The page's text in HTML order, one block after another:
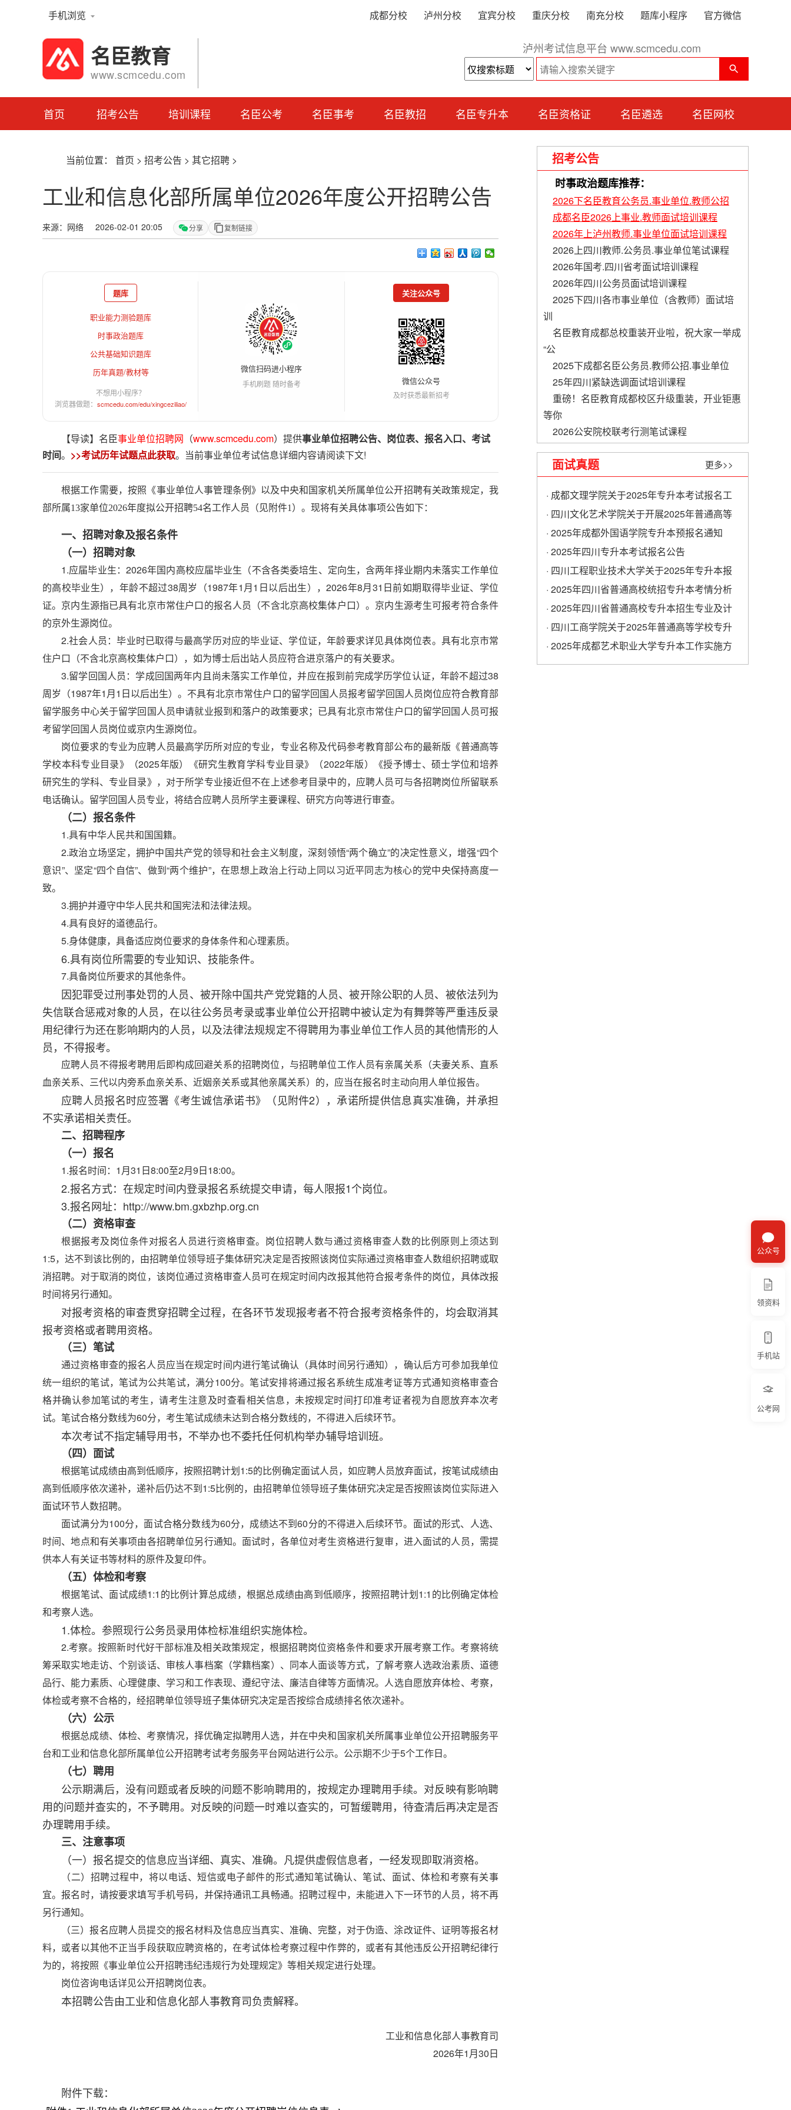
手机浏览 成都分校 泸州分校 宜宾分校 重庆分校 南充分校 题库小程序 官方微信
名臣教育
www.scmcedu.com
泸州考试信息平台 www.scmcedu.com
首页 招考公告 培训课程 名臣公考 名臣事考 名臣教招 名臣专升本 名臣资格证 名臣遴选 名臣网校
当前位置： 首页 > 招考公告 > 其它招聘 >
工业和信息化部所属单位2026年度公开招聘公告
来源：网络 2026-02-01 20:05 分享 复制链接
题库
职业能力测验题库
时事政治题库
公共基础知识题库
历年真题/教材等
不想用小程序？
浏览器做题：scmcedu.com/edu/xingceziliao/
微信扫码进小程序
手机刷题 随时备考
关注公众号
微信公众号
及时获悉最新招考
【导读】名臣事业单位招聘网 （www.scmcedu.com）提供事业单位招聘公告、岗位表、报名入口、考试
时间。 >>考试历年试题点此获取。当前事业单位考试信息详细内容请阅读下文!
根据工作需要，按照《事业单位人事管理条例》以及中央和国家机关所属单位公开招聘有关政策规定，我
部所属13家单位2026年度拟公开招聘54名工作人员（见附件1）。现将有关具体事项公告如下：
一、招聘对象及报名条件
（一）招聘对象
1.应届毕业生：2026年国内高校应届毕业生（不含各类委培生、定向生，含两年择业期内未落实工作单位
的高校毕业生），年龄不超过38周岁（1987年1月1日以后出生），2026年8月31日前如期取得毕业证、学位
证。京内生源指已具有北京市常住户口的报名人员（不含北京高校集体户口）。京内生源考生可报考符合条件
的京外生源岗位。
2.社会人员：毕业时已取得与最高学历对应的毕业证、学位证，年龄要求详见具体岗位表。具有北京市常
住户口（不含北京高校集体户口），如为博士后出站人员应符合进京落户的有关要求。
3.留学回国人员：学成回国两年内且尚未落实工作单位，并应在报到前完成学历学位认证，年龄不超过38
周岁（1987年1月1日以后出生）。不具有北京市常住户口的留学回国人员报考留学回国人员岗位应符合教育部
留学服务中心关于留学回国人员申请就业报到和落户的政策要求；已具有北京市常住户口的留学回国人员可报
考留学回国人员岗位或京内生源岗位。
岗位要求的专业为应聘人员最高学历所对应的专业，专业名称及代码参考教育部公布的最新版《普通高等
学校本科专业目录》（2025年版）《研究生教育学科专业目录》（2022年版）《授予博士、硕士学位和培养
研究生的学科、专业目录》，对于所学专业接近但不在上述参考目录中的，应聘人员可与各招聘岗位所留联系
电话确认。留学回国人员专业，将结合应聘人员所学主要课程、研究方向等进行审查。
（二）报名条件
1.具有中华人民共和国国籍。
2.政治立场坚定，拥护中国共产党的领导和社会主义制度，深刻领悟“两个确立”的决定性意义，增强“四个
意识”、坚定“四个自信”、做到“两个维护”，在思想上政治上行动上同以习近平同志为核心的党中央保持高度一
致。
3.拥护并遵守中华人民共和国宪法和法律法规。
4.具有良好的道德品行。
5.身体健康，具备适应岗位要求的身体条件和心理素质。
6.具有岗位所需要的专业知识、技能条件。
7.具备岗位所要求的其他条件。
因犯罪受过刑事处罚的人员、被开除中国共产党党籍的人员、被开除公职的人员、被依法列为
失信联合惩戒对象的人员，在以往公务员考录或事业单位公开招聘中被认定为有舞弊等严重违反录
用纪律行为还在影响期内的人员，以及法律法规规定不得聘用为事业单位工作人员的其他情形的人
员，不得报考。
应聘人员不得报考聘用后即构成回避关系的招聘岗位，与招聘单位工作人员有亲属关系（夫妻关系、直系
血亲关系、三代以内旁系血亲关系、近姻亲关系或其他亲属关系）的，应当在报名时主动向用人单位报告。
应聘人员报名时应签署《考生诚信承诺书》（见附件2），承诺所提供信息真实准确，并承担
不实承诺相关责任。
二、招聘程序
（一）报名
1.报名时间：1月31日8:00至2月9日18:00。
2.报名方式：在规定时间内登录报名系统提交申请，每人限报1个岗位。
3.报名网址：http://www.bm.gxbzhp.org.cn
（二）资格审查
根据报考及岗位条件对报名人员进行资格审查。岗位招聘人数与通过资格审查人数的比例原则上须达到
1:5，达不到该比例的，由招聘单位领导班子集体研究决定是否按照该岗位实际通过资格审查人数组织招聘或取
消招聘。对于取消的岗位，该岗位通过资格审查人员可在规定时间内改报其他符合报考条件的岗位，具体改报
时间将另行通知。
对报考资格的审查贯穿招聘全过程，在各环节发现报考者不符合报考资格条件的，均会取消其
报考资格或者聘用资格。
（三）笔试
通过资格审查的报名人员应当在规定时间内进行笔试确认（具体时间另行通知），确认后方可参加我单位
统一组织的笔试，笔试为公共笔试，满分100分。笔试安排将通过报名系统生成准考证等方式通知资格审查合
格并确认参加笔试的考生，请考生注意及时查看相关信息，未按规定时间打印准考证者视为自愿放弃本次考
试。笔试合格分数线为60分，考生笔试成绩未达到合格分数线的，不得进入后续环节。
本次考试不指定辅导用书，不举办也不委托任何机构举办辅导培训班。
（四）面试
根据笔试成绩由高到低顺序，按照招聘计划1:5的比例确定面试人员，如应聘人员放弃面试，按笔试成绩由
高到低顺序依次递补，递补后仍达不到1:5比例的，由招聘单位领导班子集体研究决定是否按照该岗位实际进入
面试环节人数招聘。
面试满分为100分，面试合格分数线为60分，成绩达不到60分的不得进入后续环节。面试的形式、人选、
时间、地点和有关事项由各招聘单位另行通知。面试时，各单位对考生资格进行复审，进入面试的人员，需提
供本人有关证书等材料的原件及复印件。
（五）体检和考察
根据笔试、面试成绩1:1的比例计算总成绩，根据总成绩由高到低顺序，按照招聘计划1:1的比例确定体检
和考察人选。
1.体检。参照现行公务员录用体检标准组织实施体检。
2.考察。按照新时代好干部标准及相关政策规定，根据招聘岗位资格条件和要求开展考察工作。考察将统
筹采取实地走访、个别谈话、审核人事档案（学籍档案）、同本人面谈等方式，了解考察人选政治素质、道德
品行、能力素质、心理健康、学习和工作表现、遵纪守法、廉洁自律等方面情况。人选自愿放弃体检、考察，
体检或考察不合格的，经招聘单位领导班子集体研究决定是否按综合成绩排名依次递补。
（六）公示
根据总成绩、体检、考察情况，择优确定拟聘用人选，并在中央和国家机关所属事业单位公开招聘服务平
台和工业和信息化部所属单位公开招聘考试考务服务平台网站进行公示。公示期不少于5个工作日。
（七）聘用
公示期满后，没有问题或者反映的问题不影响聘用的，按规定办理聘用手续。对反映有影响聘
用的问题并查实的，不予聘用。对反映的问题一时难以查实的，可暂缓聘用，待查清后再决定是否
办理聘用手续。
三、注意事项
（一）报名提交的信息应当详细、真实、准确。凡提供虚假信息者，一经发现即取消资格。
（二）招聘过程中，将以电话、短信或电子邮件的形式通知笔试确认、笔试、面试、体检和考察有关事
宜。报名时，请按要求填写手机号码，并保持通讯工具畅通。招聘过程中，未能进入下一环节的人员，将不再
另行通知。
（三）报名应聘人员提交的报名材料及信息应当真实、准确、完整，对于伪造、涂改证件、证明等报名材
料，或者以其他不正当手段获取应聘资格的，在考试体检考察过程中作弊的，或者有其他违反公开招聘纪律行
为的，将按照《事业单位公开招聘违纪违规行为处理规定》等相关规定进行处理。
岗位咨询电话详见公开招聘岗位表。
本招聘公告由工业和信息化部人事教育司负责解释。
工业和信息化部人事教育司
2026年1月30日
附件下载：
招考公告
时事政治题库推荐：
2026下名臣教育公务员.事业单位.教师公招
成都名臣2026上事业.教师面试培训课程
2026年上泸州教师.事业单位面试培训课程
2026上四川教师.公务员.事业单位笔试课程
2026年国考.四川省考面试培训课程
2026年四川公务员面试培训课程
2025下四川各市事业单位（含教师）面试培
训
名臣教育成都总校重装开业啦，祝大家一举成
“公
2025下成都名臣公务员.教师公招.事业单位
​25年四川紧缺选调面试培训课程
重磅！名臣教育成都校区升级重装，开业钜惠
等你
2026公安院校联考行测笔试课程
面试真题 更多>>
· 成都文理学院关于2025年专升本考试报名工
作的通知
· 四川文化艺术学院关于开展2025年普通高等
学校专升本考试报名工作的通知
· 2025年成都外国语学院专升本预报名通知
· 2025年四川专升本考试报名公告
· 四川工程职业技术大学关于2025年专升本报
名的通知
· 2025年四川省普通高校统招专升本考情分析
· 2025年四川省普通高校专升本招生专业及计
划
· ​四川工商学院关于2025年普通高等学校专升
本考试报名工作的通知
· 2025年成都艺术职业大学专升本工作实施方
案
公众号
领资料
手机站
公考网